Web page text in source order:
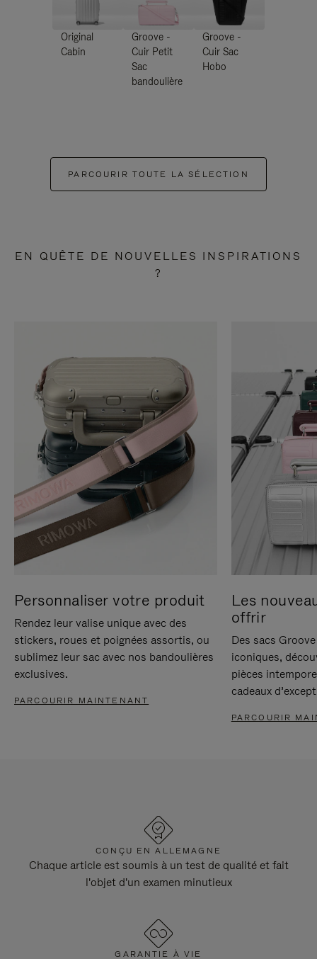
Original
Cabin
Groove -
Cuir Petit
Sac
bandoulière
Groove -
Cuir Sac
Hobo
PARCOURIR TOUTE LA SÉLECTION
EN QUÊTE DE NOUVELLES INSPIRATIONS
?
Personnaliser votre produit
Rendez leur valise unique avec des
stickers, roues et poignées assortis, ou
sublimez leur sac avec nos bandoulières
exclusives.
PARCOURIR MAINTENANT
Les
offrir
Des sacs
iconiques,
pièces
cadeaux
PARCOURIR
CONÇU EN ALLEMAGNE
Chaque article est soumis à un test de qualité et fait
l'objet d'un examen minutieux
GARANTIE À VIE